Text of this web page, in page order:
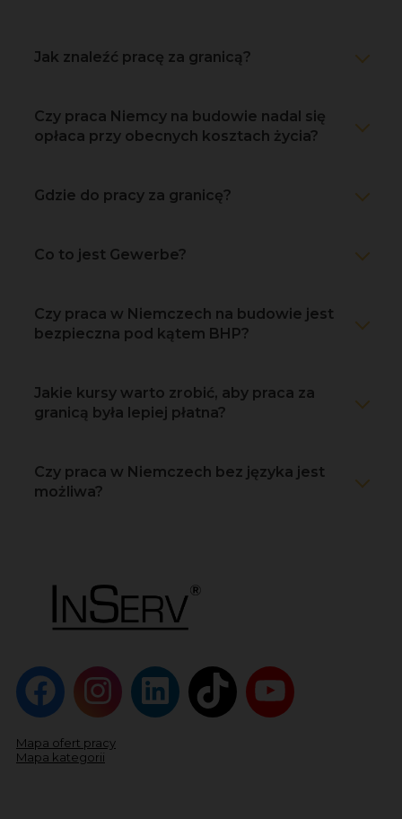
Jak znaleźć pracę za granicą?
Czy praca Niemcy na budowie nadal się
opłaca przy obecnych kosztach życia?
Gdzie do pracy za granicę?
Co to jest Gewerbe?
Czy praca w Niemczech na budowie jest
bezpieczna pod kątem BHP?
Jakie kursy warto zrobić, aby praca za
granicą była lepiej płatna?
Czy praca w Niemczech bez języka jest
możliwa?
Mapa ofert pracy
Mapa kategorii